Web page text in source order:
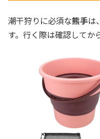
潮干狩りに必須な熊手は、
す。行く際は確認してか